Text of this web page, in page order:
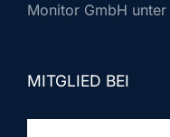
Monitor GmbH unter
MITGLIED BEI